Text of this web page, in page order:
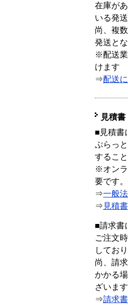
在庫が
いる発
尚、複
発送とな
※配送業
けます
⇒配送
見積
■見積書
ぷらっ
するこ
※オンラ
要です。
⇒一般
⇒ 見積
■請求書
ご注文
しており
尚、請
かかる
ざいます
⇒請求